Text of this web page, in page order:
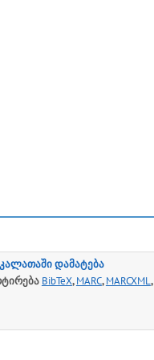
დამატება
BibTeX,MARC,MARCXML,